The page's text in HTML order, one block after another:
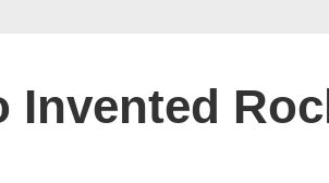
Invented